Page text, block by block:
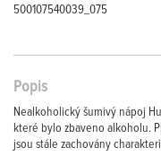
500107540039_075
Popis
Nealkoholický šumivý nápoj
které bylo zbaveno alkoholu.
jsou stále zachovány